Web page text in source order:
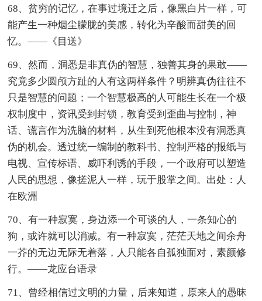
68、贫穷的记忆，在事过境迁之后，像黑白片一样，可
能产生一种烟尘朦胧的美感，转化为辛酸而甜美的回
忆。——《目送》
69、然而，洞悉是非真伪的智慧，独善其身的果敢——
究竟多少圆颅方趾的人有这两样条件？明辨真伪往往不
只是智慧的问题；一个智慧极高的人可能生长在一个极
权制度中，资讯受到封锁，教育受到歪曲与控制，神
话、谎言作为洗脑的材料，从生到死他根本没有洞悉真
伪的机会。透过统一编制的教科书、控制严格的报纸与
电视、宣传标语、威吓利诱的手段，一个政府可以塑造
人民的思想，像搓泥人一样，玩于股掌之间。出处：人
在欧洲
70、有一种寂寞，身边添一个可谈的人，一条知心的
狗，或许就可以消减。有一种寂寞，茫茫天地之间余舟
一芥的无边无际无着落，人只能各自孤独面对，素颜修
行。——龙应台语录
71、曾经相信过文明的力量，后来知道，原来人的愚昧